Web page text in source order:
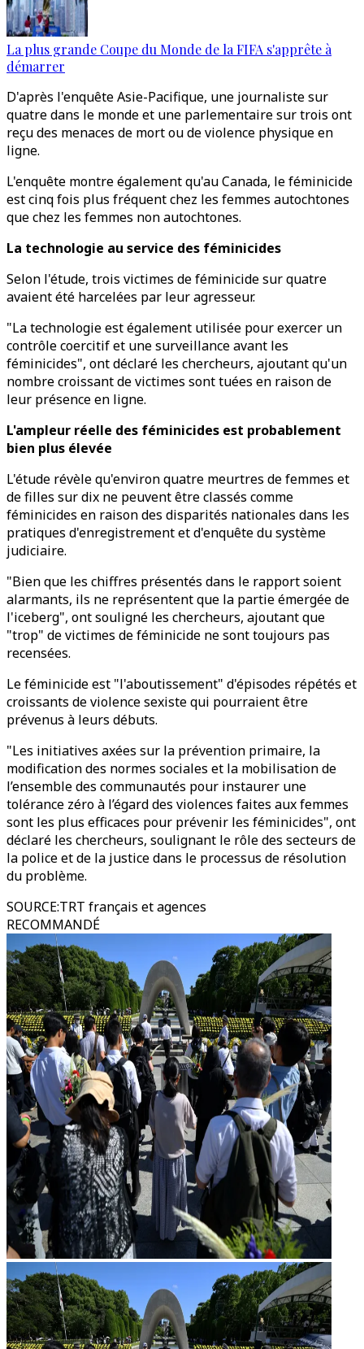
La plus grande Coupe du Monde de la FIFA s'apprête à
démarrer
D'après l'enquête Asie-Pacifique, une journaliste sur
quatre dans le monde et une parlementaire sur trois ont
reçu des menaces de mort ou de violence physique en
ligne.
L'enquête montre également qu'au Canada, le féminicide
est cinq fois plus fréquent chez les femmes autochtones
que chez les femmes non autochtones.
La technologie au service des féminicides
Selon l'étude, trois victimes de féminicide sur quatre
avaient été harcelées par leur agresseur.
"La technologie est également utilisée pour exercer un
contrôle coercitif et une surveillance avant les
féminicides", ont déclaré les chercheurs, ajoutant qu'un
nombre croissant de victimes sont tuées en raison de
leur présence en ligne.
L'ampleur réelle des féminicides est probablement
bien plus élevée
L'étude révèle qu'environ quatre meurtres de femmes et
de filles sur dix ne peuvent être classés comme
féminicides en raison des disparités nationales dans les
pratiques d'enregistrement et d'enquête du système
judiciaire.
"Bien que les chiffres présentés dans le rapport soient
alarmants, ils ne représentent que la partie émergée de
l'iceberg", ont souligné les chercheurs, ajoutant que
"trop" de victimes de féminicide ne sont toujours pas
recensées.
Le féminicide est "l'aboutissement" d'épisodes répétés et
croissants de violence sexiste qui pourraient être
prévenus à leurs débuts.
"Les initiatives axées sur la prévention primaire, la
modification des normes sociales et la mobilisation de
l’ensemble des communautés pour instaurer une
tolérance zéro à l’égard des violences faites aux femmes
sont les plus efficaces pour prévenir les féminicides", ont
déclaré les chercheurs, soulignant le rôle des secteurs de
la police et de la justice dans le processus de résolution
du problème.
SOURCE:TRT français et agences
RECOMMANDÉ